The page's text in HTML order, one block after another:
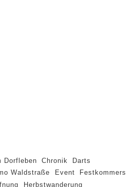
Dorfleben Chronik
Darts
Waldstraße Event
Festkommers
Herbstwanderung